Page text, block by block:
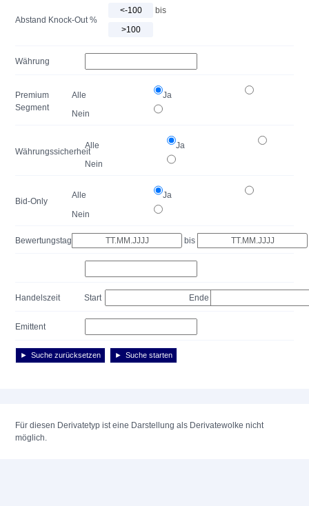
Abstand Knock-Out %
bis
Währung
Premium
Segment
Alle
Ja
Nein
Währungssicherheit
Alle
Ja
Nein
Bid-Only
Alle
Ja
Nein
Bewertungstag bis
Handelszeit Start Ende
Emittent
Suche zurücksetzen Suche starten
Für diesen Derivatetyp ist eine Darstellung als Derivatewolke nicht
möglich.